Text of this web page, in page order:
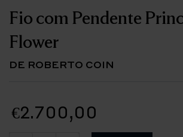
Fio com Pendente
Flower
DE ROBERTO COIN
€2.700,00